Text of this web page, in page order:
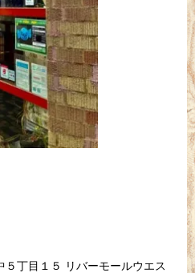
丁目１５ リバーモールウエス